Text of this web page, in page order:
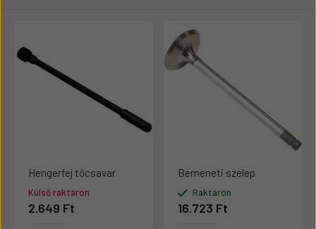
Hengerfej tőcsavar
Külső raktáron
2.649 Ft
Bemeneti szelep
Raktáron
16.723 Ft